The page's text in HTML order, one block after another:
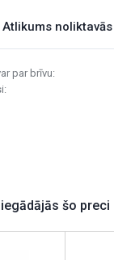
Atlikums noliktavās
par brīvu:
šo